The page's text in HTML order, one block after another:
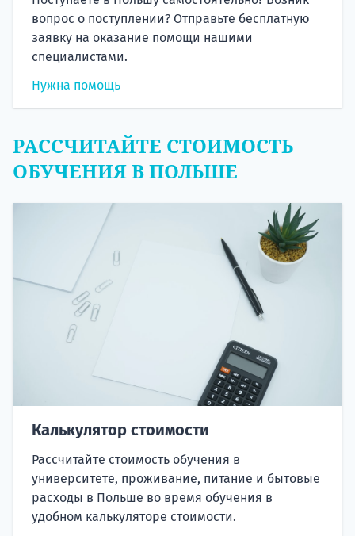
вопрос о поступлении? Отправьте бесплатную
заявку на оказание помощи нашими
специалистами.
Нужна помощь
РАССЧИТАЙТЕ СТОИМОСТЬ
ОБУЧЕНИЯ В ПОЛЬШЕ
Калькулятор стоимости
Рассчитайте стоимость обучения в
университете, проживание, питание и бытовые
расходы в Польше во время обучения в
удобном калькуляторе стоимости.